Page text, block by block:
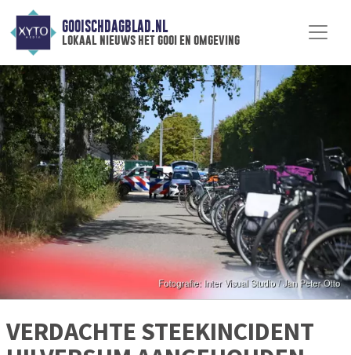
GOOISCHDAGBLAD.NL
lokaal nieuws het gooi en omgeving
VERDACHTE STEEKINCIDENT